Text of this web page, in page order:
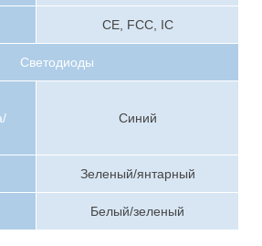
CE, FCC, IC
Светодиоды
Синий
Зеленый/янтарный
Белый/зеленый